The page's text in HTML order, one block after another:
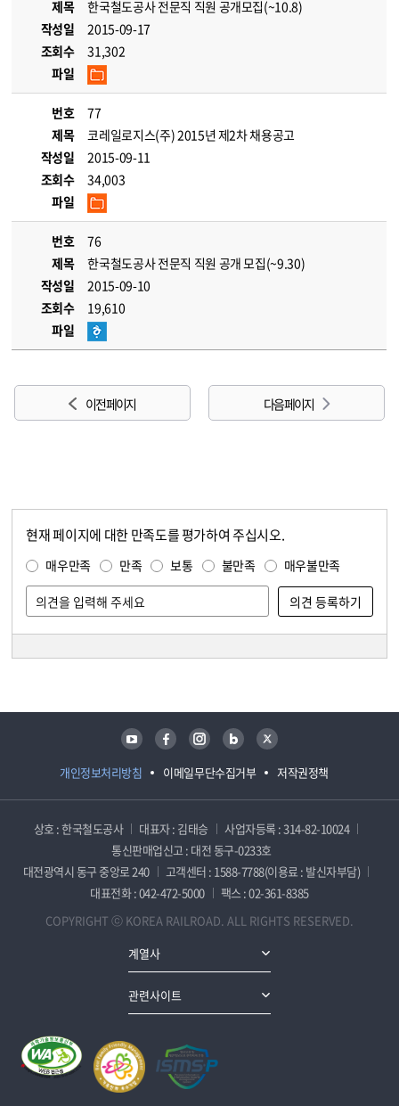
제목
한국철도공사 전문직 직원 공개모집(~10.8)
작성일
2015-09-17
조회수
31,302
파일
번호
77
제목
코레일로지스(주) 2015년 제2차 채용공고
작성일
2015-09-11
조회수
34,003
파일
번호
76
제목
한국철도공사 전문직 직원 공개 모집(~9.30)
작성일
2015-09-10
조회수
19,610
파일
이전 페이지 다음 페이지
현재 페이지에 대한 만족도를 평가하여 주십시오.
매우만족 만족 보통 불만족 매우불만족
개인정보처리방침 이메일무단수집거부 저작권정책
유튜브 페이스북 인스타그램 블로그 트위터
상호 : 한국철도공사 대표자 : 김태승
사업자등록 : 314-82-10024
통신판매업신고 : 대전 동구-0233호
대전광역시 동구 중앙로 240
고객센터 : 1588-7788(이용료 : 발신자부담)
대표전화 : 042-472-5000
팩스 : 02-361-8385
COPYRIGHT ⓒ KOREA RAILROAD. ALL RIGHTS RESERVED.
계열사
관련사이트